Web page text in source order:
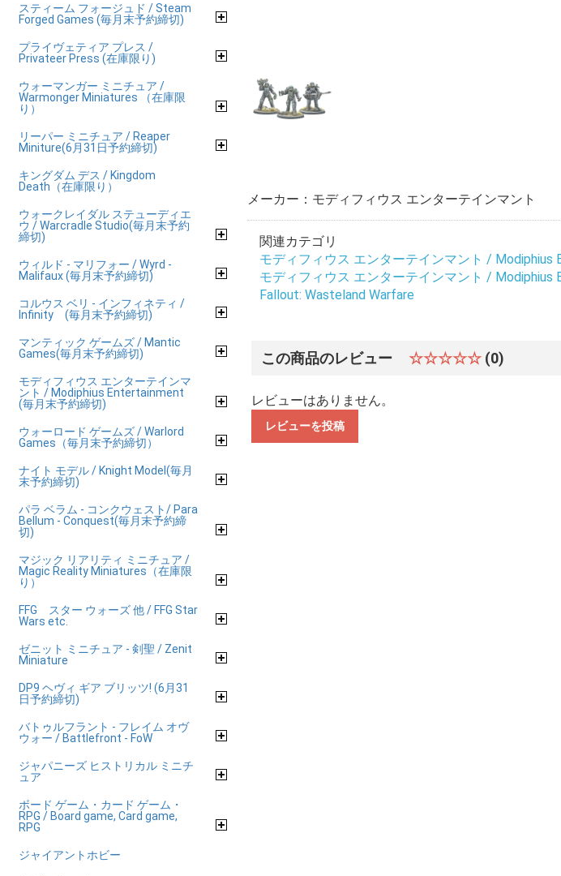
スティーム フォージュド / Steam
Forged Games (毎月末予約締切)
プライヴェティア プレス /
Privateer Press (在庫限り)
ウォーマンガー ミニチュア /
Warmonger Miniatures （在庫限
り）
リーパー ミニチュア / Reaper
Miniture(6月31日予約締切)
キングダム デス / Kingdom
Death（在庫限り）
ウォークレイダル ステューディエ
ウ / Warcradle Studio(毎月末予約
締切)
ウィルド - マリフォー / Wyrd -
Malifaux (毎月末予約締切)
コルウス ベリ - インフィネティ /
Infinity (毎月末予約締切)
マンティック ゲームズ / Mantic
Games(毎月末予約締切)
モディフィウス エンターテインマ
ント / Modiphius Entertainment
(毎月末予約締切)
ウォーロード ゲームズ / Warlord
Games（毎月末予約締切）
ナイト モデル / Knight Model(毎月
末予約締切)
パラ ベラム - コンクウェスト/ Para
Bellum - Conquest(毎月末予約締
切)
マジック リアリティ ミニチュア /
Magic Reality Miniatures（在庫限
り）
FFG スター ウォーズ 他 / FFG Star
Wars etc.
ゼニット ミニチュア - 剣聖 / Zenit
Miniature
DP9 ヘヴィ ギア ブリッツ! (6月31
日予約締切)
バトゥルフラント - フレイム オヴ
ウォー / Battlefront - FoW
ジャパニーズ ヒストリカル ミニチ
ュア
ボード ゲーム・カード ゲーム・
RPG / Board game, Card game,
RPG
ジャイアントホビー
メーカー：モディフィウス エンターテインマント
関連カテゴリ
モディフィウス エンターテインマント / Modiphius
モディフィウス エンターテインマント / Modiphius
Fallout: Wasteland Warfare
この商品のレビュー ☆☆☆☆☆ (0)
レビューはありません。
レビューを投稿